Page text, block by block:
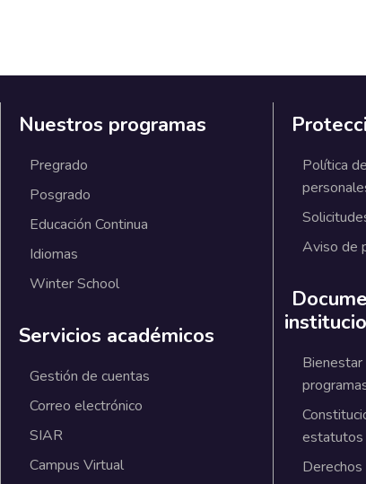
Nuestros programas
Pregrado
Posgrado
Educación Continua
Idiomas
Winter School
Servicios académicos
Gestión de cuentas
Correo electrónico
SIAR
Campus Virtual
Política
Aviso de
estatutos
Derechos